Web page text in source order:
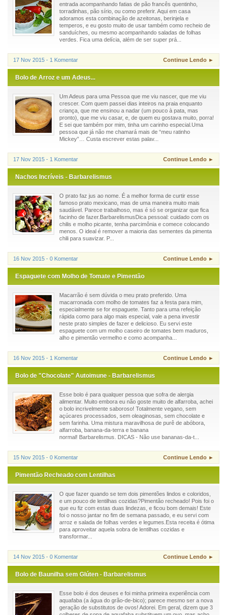
entrada acompanhando fatias de pão francês quentinho,
torradinhas, pão sírio, ou como preferir. Aqui em casa
adoramos esta combinação de azeitonas, berinjela e
temperos, e eu gosto muito de usar também como recheio de
sanduíches, ou mesmo acompanhando saladas de folhas
verdes. Fica uma delícia, além de ser super prá...
17 Nov 2015 - 1 Komentar Continue Lendo ►
Bolo de Arroz e um Adeus...
Um Adeus para uma Pessoa que me viu nascer, que me viu
crescer. Com quem passei dias inteiros na praia enquanto
criança, que me ensinou a nadar (um pouco à pata, mas
pronto), que me viu casar, e, de quem eu gostava muito, porra!
E sei que também por mim, tinha um carinho especial.Uma
pessoa que já não me chamará mais de “meu ratinho
Mickey”… Custa escrever estas palav...
17 Nov 2015 - 1 Komentar Continue Lendo ►
Nachos Incríveis - Barbarelismus
O prato faz jus ao nome. É a melhor forma de curtir esse
famoso prato mexicano, mas de uma maneira muito mais
saudável. Parece trabalhoso, mas é só se organizar que fica
facinho de fazer.BarbarelismusDica pessoal: cuidado com os
chilis e molho picante, tenha parcimônia e comece colocando
menos. O ideal é remover a maioria das sementes da pimenta
chili para suavizar. P...
16 Nov 2015 - 0 Komentar Continue Lendo ►
Espaguete com Molho de Tomate e Pimentão
Macarrão é sem dúvida o meu prato preferido. Uma
macarronada com molho de tomates faz a festa para mim,
especialmente se for espaguete. Tanto para uma refeição
rápida como para algo mais especial, vale a pena investir
neste prato simples de fazer e delicioso. Eu servi este
espaguete com um molho caseiro de tomates bem maduros,
alho e pimentão vermelho e como acompanha...
16 Nov 2015 - 1 Komentar Continue Lendo ►
Bolo de "Chocolate" Autoimune - Barbarelismus
Esse bolo é para qualquer pessoa que sofra de alergia
alimentar. Muito embora eu não goste muito de alfarroba, achei
o bolo incrivelmente saboroso! Totalmente vegano, sem
açúcares processados, sem oleaginosas, sem chocolate e
sem farinha. Uma mistura maravilhosa de purê de abóbora,
alfarroba, banana-da-terra e banana
normal! Barbarelismus. DICAS - Não use bananas-da-t...
15 Nov 2015 - 0 Komentar Continue Lendo ►
Pimentão Recheado com Lentilhas
O que fazer quando se tem dois pimentões lindos e coloridos,
e um pouco de lentilhas cozidas?Pimentão recheado! Pois foi o
que eu fiz com estas duas lindezas, e ficou bom demais! Este
foi o nosso jantar no fim de semana passado, e eu servi com
arroz e salada de folhas verdes e legumes.Esta receita é ótima
para aproveitar aquela sobra de lentilhas cozidas e
transformar...
14 Nov 2015 - 0 Komentar Continue Lendo ►
Bolo de Baunilha sem Glúten - Barbarelismus
Esse bolo é dos deuses e foi minha primeira experiência com
aquafaba (a água do grão-de-bico); parece mesmo ser a nova
geração de substitutos de ovos! Adorei. Em geral, dizem que 3